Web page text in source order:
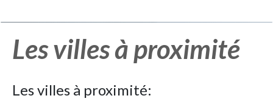
Les villes à proximité
Les villes à proximité: